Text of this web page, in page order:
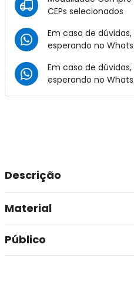
CEPs selecionados
Em caso de
esperando no
Em caso de
esperando no
Descrição
Material
Público